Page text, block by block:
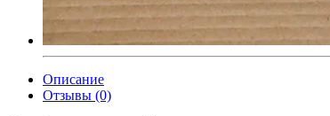
Описание
Отзывы (0)